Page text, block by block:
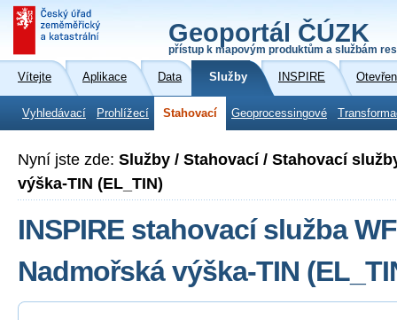
Geoportál ČÚZK
přístup k mapovým produktům a službám
Vítejte Aplikace Data Služby INSPIRE
Vyhledávací Prohlížecí Stahovací Geoprocessingové
Nyní jste zde: Služby / Stahovací / Stahovací
výška-TIN (EL_TIN)
INSPIRE stahovací služba
Nadmořská výška-TIN